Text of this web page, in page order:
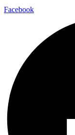
Facebook